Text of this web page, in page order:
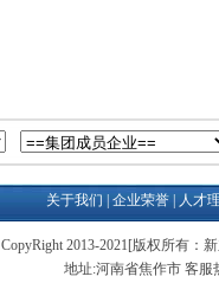
关于我们 企业荣誉 人才
CopyRight 2013-2021[版权所有：
地址:河南省焦作市 客服